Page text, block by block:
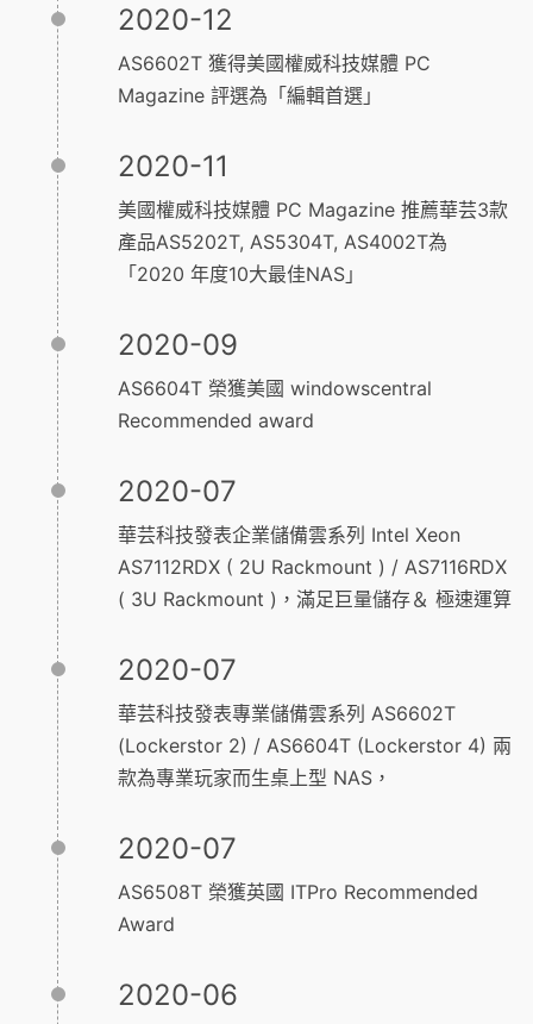
2020-12
AS6602T 獲得美國權威科技媒體 PC
Magazine 評選為「編輯首選」
2020-11
美國權威科技媒體 PC Magazine 推薦華芸3款
產品AS5202T, AS5304T, AS4002T為
「2020 年度10大最佳NAS」
2020-09
AS6604T 榮獲美國 windowscentral
Recommended award
2020-07
華芸科技發表企業儲備雲系列 Intel Xeon
AS7112RDX ( 2U Rackmount ) / AS7116RDX
( 3U Rackmount )，滿足巨量儲存＆ 極速運算
2020-07
華芸科技發表專業儲備雲系列 AS6602T
(Lockerstor 2) / AS6604T (Lockerstor 4) 兩
款為專業玩家而生桌上型 NAS，
2020-07
AS6508T 榮獲英國 ITPro Recommended
Award
2020-06